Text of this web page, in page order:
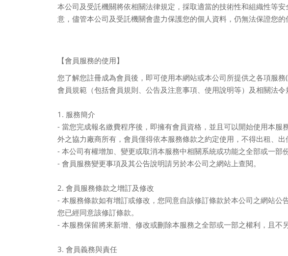
本公司及受託機關將依相關法律規定，採取適當的技術性和組織性等
意，儘管本公司及受託機關會盡力保護您的個人資料，仍無法保證您
【會員服務的使用】
您了解您註冊成為會員後，即可使用本網站或本公司所提供之各項服務(
會員規範（包括會員規則、公告及注意事項、使用說明等）及相關法令
1. 服務簡介
- 當您完成報名繳費程序後，即擁有會員資格，並且可以開始使用本
外之協力廠商所有，會員僅得依本服務條款之約定使用，不得出租、出
- 本公司有權增加、變更或取消本服務中相關系統或功能之全部或一部
- 會員服務變更事項及其公告說明請另於本公司之網站上查閱。
2. 會員服務條款之增訂及修改
- 本服務條款如有增訂或修改，您同意自該修訂條款於本公司之網站
您已經同意該修訂條款。
- 本服務保留將來新增、修改或刪除本服務之全部或一部之權利，且不
3. 會員義務與責任